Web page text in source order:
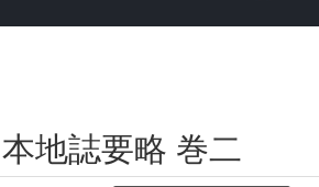
地誌要略 巻二